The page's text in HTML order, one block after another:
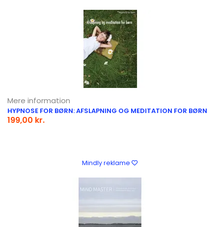
Mere information
HYPNOSE FOR BØRN: AFSLAPNING OG MEDITATION FOR BØRN
199,00 kr.
Mindly reklame